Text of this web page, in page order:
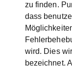
zu finden.
dass
wird. Dies
bezeichnet.